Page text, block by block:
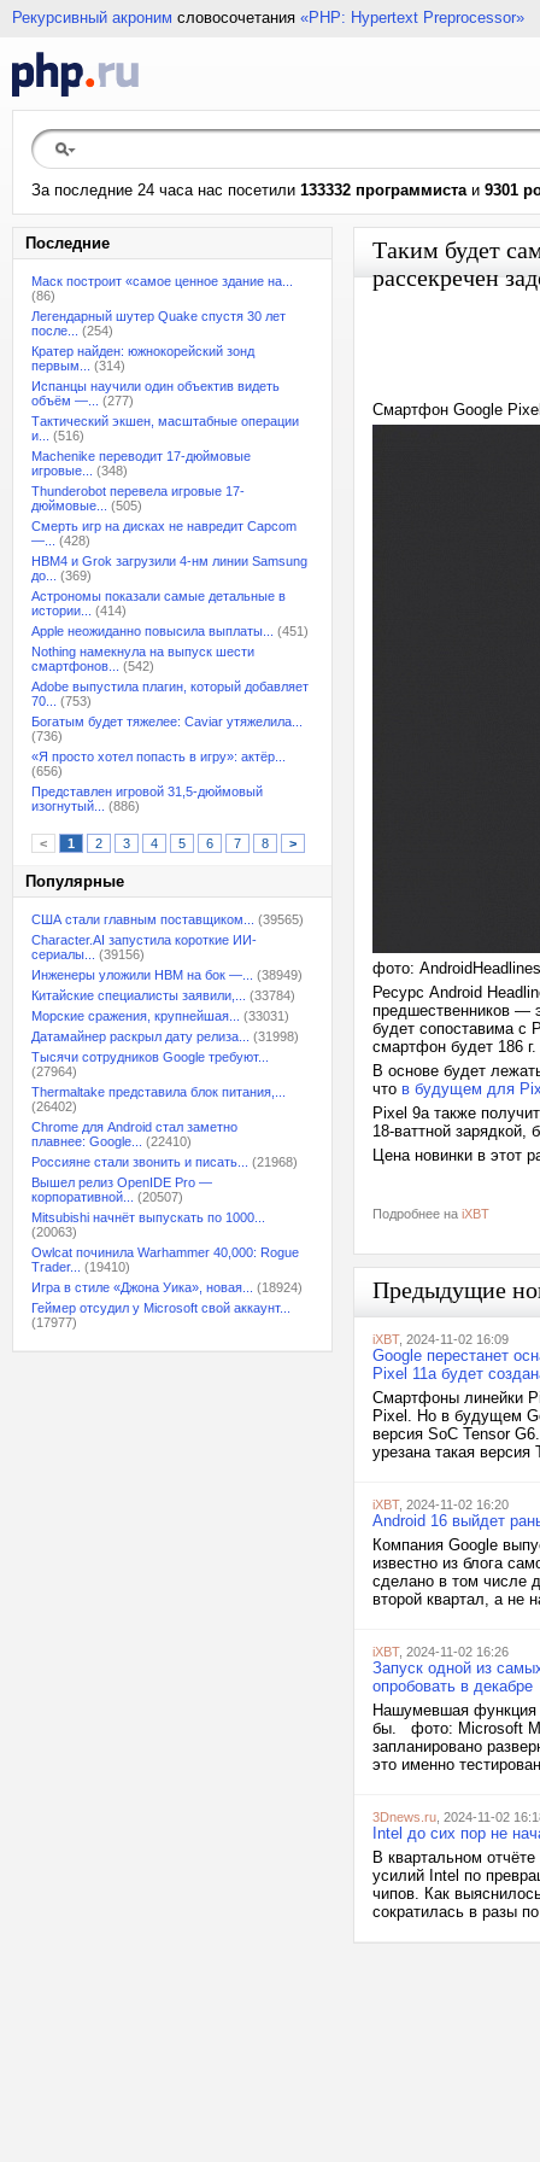
Рекурсивный акроним словосочетания «PHP: Hypertext Preprocessor»
За последние 24 часа нас посетили 133332 программистаи 9301
Последние
Маск построит «самое ценное здание на...
(86)
Легендарный шутер Quake спустя 30 лет
после...
(254)
Кратер найден: южнокорейский зонд
первым...
(314)
Испанцы научили один объектив видеть
объём —...
(277)
Тактический экшен, масштабные операции
и...
(516)
Machenike переводит 17-дюймовые
игровые...
(348)
Thunderobot перевела игровые 17-
дюймовые...
(505)
Смерть игр на дисках не навредит Capcom
—...
(428)
HBM4 и Grok загрузили 4-нм линии Samsung
до...
(369)
Астрономы показали самые детальные в
истории...
(414)
Apple неожиданно повысила выплаты...
(451)
Nothing намекнула на выпуск шести
смартфонов...
(542)
Adobe выпустила плагин, который добавляет
70...
(753)
Богатым будет тяжелее: Caviar утяжелила...
(736)
«Я просто хотел попасть в игру»: актёр...
(656)
Представлен игровой 31,5-дюймовый
изогнутый...
(886)
< 1 2 3 4 5 6 7 8 >
Популярные
США стали главным поставщиком...
(39565)
Character.AI запустила короткие ИИ-
сериалы...
(39156)
Инженеры уложили HBM на бок —...
(38949)
Китайские специалисты заявили,...
(33784)
Морские сражения, крупнейшая...
(33031)
Датамайнер раскрыл дату релиза...
(31998)
Тысячи сотрудников Google требуют...
(27964)
Thermaltake представила блок питания,...
(26402)
Chrome для Android стал заметно
плавнее: Google...
(22410)
Россияне стали звонить и писать...
(21968)
Вышел релиз OpenIDE Pro —
корпоративной...
(20507)
Mitsubishi начнёт выпускать по 1000...
(20063)
Owlcat починила Warhammer 40,000: Rogue
Trader...
(19410)
Игра в стиле «Джона Уика», новая...
(18924)
Геймер отсудил у Microsoft свой аккаунт...
(17977)
Таким будет
рассекречен
Смартфон Google
фото: AndroidHeadlines
Ресурс Android
предшественников —
будет сопоставима с
смартфон будет 186 г.
В основе будет
что в будущем для
Pixel 9a также
18-ваттной
Цена новинки в этот
Подробнее на iXBT
Предыдущие
iXBT, 2024-11-02 16:09
Google перестанет
Pixel 11a будет
Смартфоны линейки
Pixel. Но в будущем
версия SoC Tensor
урезана такая
iXBT, 2024-11-02 16:20
Android 16 выйдет
Компания Google
известно из блога
сделано в том числе
второй квартал, а не
iXBT, 2024-11-02 16:26
Запуск одной из
опробовать в декабре
Нашумевшая функция
бы. фото: Microsoft
запланировано
это именно
3Dnews.ru , 2024-11-02
Intel до сих пор не
В квартальном
усилий Intel по
чипов. Как
сократилась в разы